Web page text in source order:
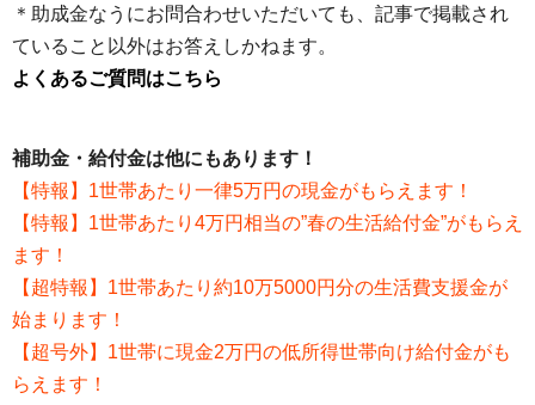
＊助成金なうにお問合わせいただいても、記事で掲載され
ていること以外はお答えしかねます。
よくあるご質問はこちら
補助金・給付金は他にもあります！
【特報】1世帯あたり一律5万円の現金がもらえます！
【特報】1世帯あたり4万円相当の”春の生活給付金”がもらえ
ます！
【超特報】1世帯あたり約10万5000円分の生活費支援金が
始まります！
【超号外】1世帯に現金2万円の低所得世帯向け給付金がも
らえます！